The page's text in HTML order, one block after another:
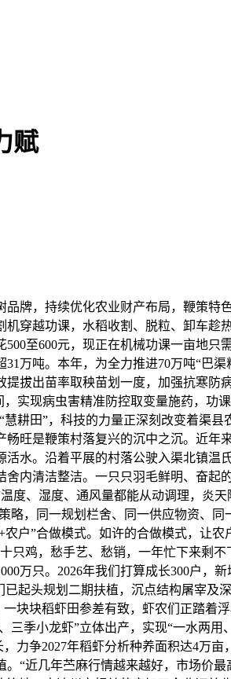
赋
，持续优化农业财产布局，鞭策特
穿越功课，水稻收割、脱粒、卸车趁
至600元，现正在机械功课一亩地只
万吨。本年，为全力推进70万吨“巴
拔出苗率取秧苗划一度，加强抗寒防
实现病虫害精准防控取变量施药，
耕田”，科技的力量正深刻改变着渠
旺是鞭策村落复兴的沉中之沉。近年
水。沿着平展的村落公驶入渠北镇温
内清洁整洁。一只只羽毛鲜明、奋起
度、湿度、通风量都能从动调理，炎
略，同一规划栏舍、同一供应物资、
户”合做模式。如许的合做模式，让
只鸡，愁手艺、愁销，一年忙下来剩
万只。2026年我们打算成长300户，
起头规划二期扶植，沉点结构屠宰
块块稻虾田参差有致，虾农们正踏着
季小龙虾”立体出产，实现“一水两用
力争2027年稻虾分析种养面积达4万
“近几年苎麻行情越来越好，市场价